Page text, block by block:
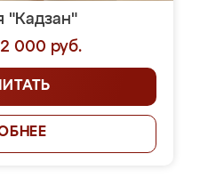
"Кадзан"
000 руб.